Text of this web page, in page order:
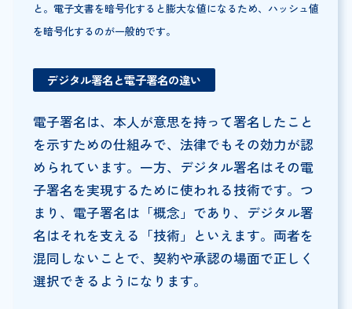
と。電子文書を暗号化すると膨大な値になるため、ハッシュ値
を暗号化するのが一般的です。
デジタル署名と電子署名の違い
電子署名は、本人が意思を持って署名したこと
を示すための仕組みで、法律でもその効力が認
められています。一方、デジタル署名はその電
子署名を実現するために使われる技術です。つ
まり、電子署名は「概念」であり、デジタル署
名はそれを支える「技術」といえます。両者を
混同しないことで、契約や承認の場面で正しく
選択できるようになります。